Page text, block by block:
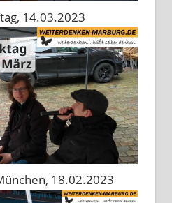
14.03.2023
18.02.2023